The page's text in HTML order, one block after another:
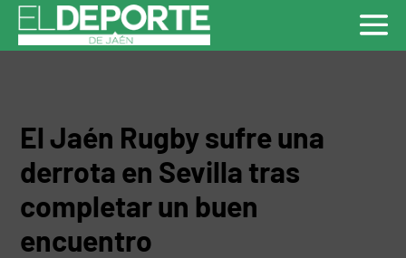
El Jaén Rugby sufre una
derrota en Sevilla tras
completar un buen
encuentro